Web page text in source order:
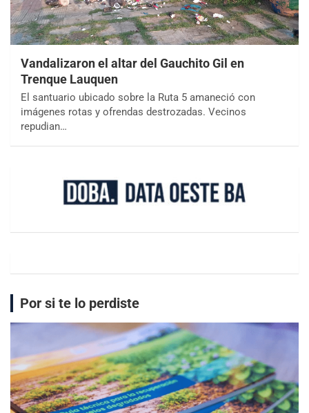
Vandalizaron el altar del Gauchito Gil en
Trenque Lauquen
El santuario ubicado sobre la Ruta 5 amaneció con
imágenes rotas y ofrendas destrozadas. Vecinos
repudian…
Por si te lo perdiste